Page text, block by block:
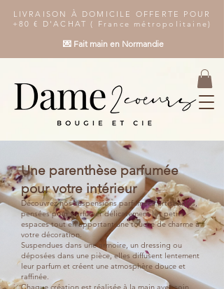
LIVRAISON À DOMICILE OFFERTE POUR
+80 € D'ACHAT ( France métropolitaine)
💌 Fait main en Normandie
Une parenthèse parfumée
pour votre intérieur
Découvrez nos suspensions parfumées artisanales,
pensées pour parfumer délicatement les petits
espaces tout en apportant une touche de charme à
votre décoration.
Suspendues dans une armoire, un dressing ou
déposées dans une pièce, elles diffusent lentement
leur parfum et créent une atmosphère douce et
raffinée.